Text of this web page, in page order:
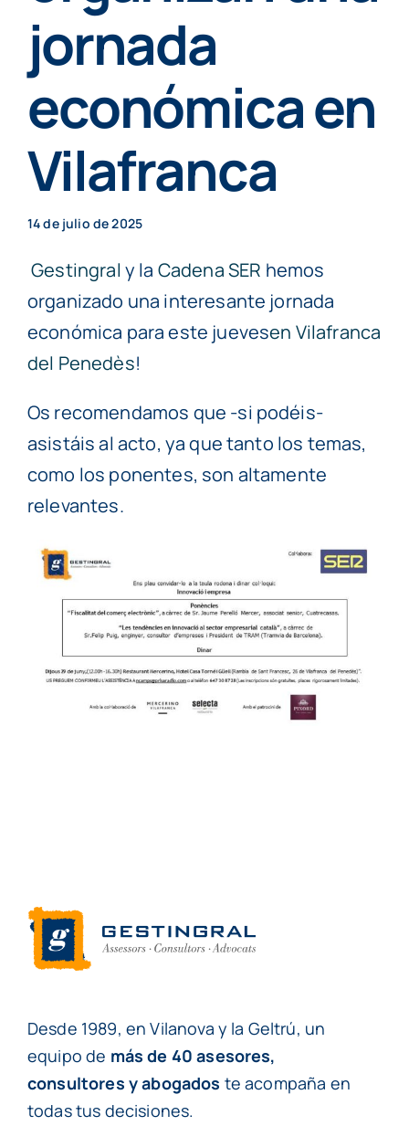
Contenidos
jornada
económica en
Vilafranca
14 de julio de 2025
Gestingral y la Cadena SER hemos
organizado una interesante jornada
económica para este juevesen Vilafranca
del Penedès!
Os recomendamos que -si podéis-
asistáis al acto, ya que tanto los temas,
como los ponentes, son altamente
relevantes.
Desde 1989, en Vilanova y la Geltrú, un
equipo de más de 40 asesores,
consultores y abogados te acompaña en
todas tus decisiones.